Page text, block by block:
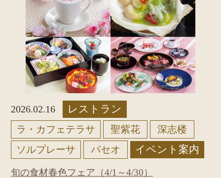
2026.02.16 レストラン
ラ・カフェテラサ 聖紫花
深志楼
ソルプレーサ
パセオ イベント案内
旬の食材春色フェア（4/1～4/30）